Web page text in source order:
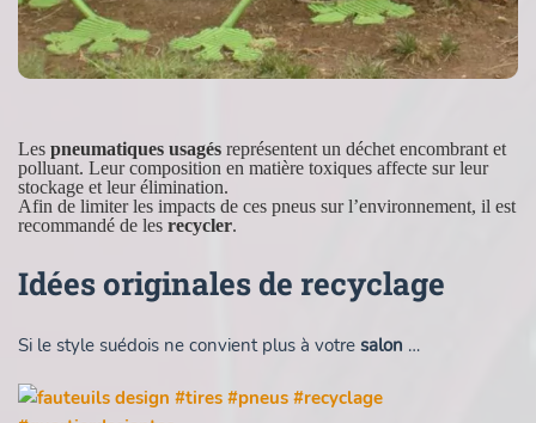
Les pneumatiques usagés représentent un déchet encombrant et
polluant. Leur composition en matière toxiques affecte sur leur
stockage et leur élimination.
Afin de limiter les impacts de ces pneus sur l’environnement, il est
recommandé de les recycler.
Idées originales de recyclage
Si le style suédois ne convient plus à votre salon …